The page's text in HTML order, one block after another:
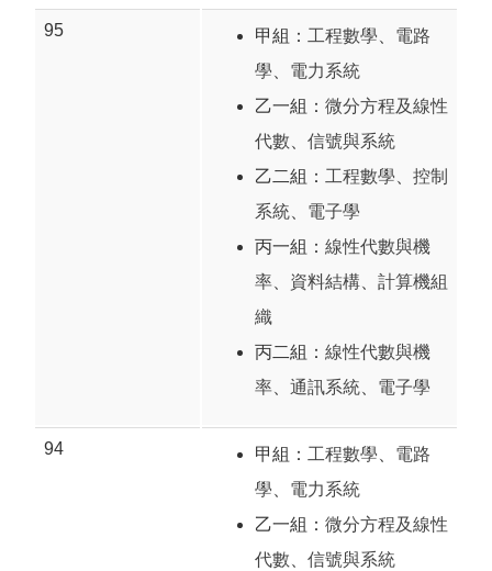
95 甲組： 工程數學
電路
學
電力系統
乙一組： 微分方程及線性
代數
信號與系統
乙二組： 工程數學
控制
系統
電子學
丙一組： 線性代數與機
率
資料結構
計算機組
織
丙二組： 線性代數與機
率
通訊系統 電子學
94 甲組： 工程數學
電路
學
電力系統
乙一組： 微分方程及線性
代數
信號與系統